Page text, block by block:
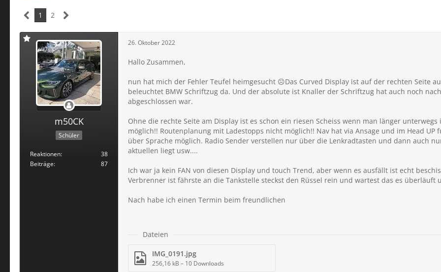
1 2
m50CK
Schüler
Reaktionen
38
Beiträge
87
26. Oktober 2022
Hallo Zusammen,
nun hat mich der Fehler Teufel heimgesucht ☹Das Curved Display ist auf der rechten Seite
beleuchtet BMW Schriftzug da. Und der absolute ist Knaller der Schriftzug hat auch noch
abgeschlossen war.
Ohne die rechte Seite am Display ist es schon ein riesen Scheiss wenn man länger
möglich!! Routenplanung mit Ladestopps nicht möglich!! Nav hat via Ansage und im Head
über Sprache möglich. Radio Sender verstellen nur über die Lenkradtasten und dann auch
aktuellen liegt usw....
Ich war ja kein FAN von diesen Display und touch Trend, aber wenn es ausfällt ist echt
Verbrenner ist fährste an die Tankstelle steckst den Rüssel rein und wartest das es
Nach habe ich einen Termin beim freundlichen
Dateien
IMG_0191.jpg
256,16 kB – 10 Downloads